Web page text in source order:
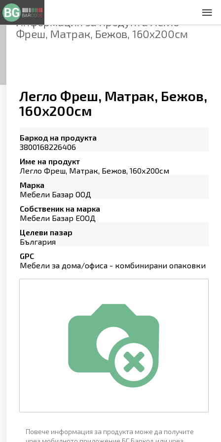
Информация за продуктаЛегло
Фреш, Матрак, Бежов, 160х200см
Легло Фреш, Матрак, Бежов,
160х200см
Баркод на продукта
3800168226406
Име на продукт
Легло Фреш, Матрак, Бежов, 160х200см
Марка
Мебели Базар ООД
Собственик на марка
Мебели Базар ЕООД
Целеви пазар
България
GPC
Мебели за дома/офиса - комбинирани опаковки
Повече информация за продукта може да получите
Общи условия